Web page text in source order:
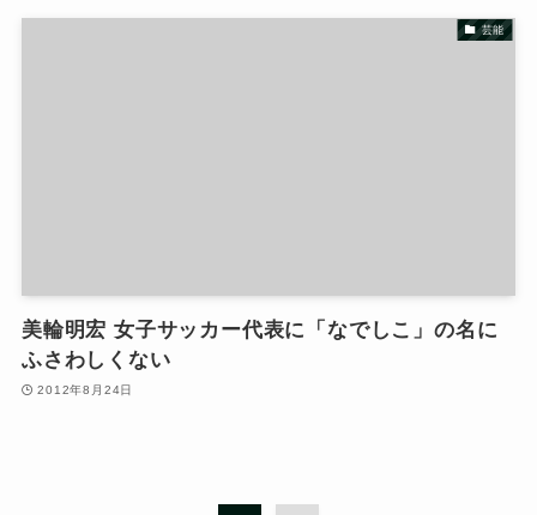
芸能
美輪明宏 女子サッカー代表に「なでしこ」の名に
ふさわしくない
2012年8月24日